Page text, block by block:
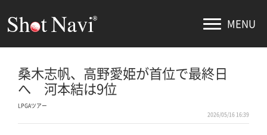
MENU
桑木志帆、高野愛姫が首位で最終日
へ 河本結は9位
LPGAツアー
2026/05/16 16:39